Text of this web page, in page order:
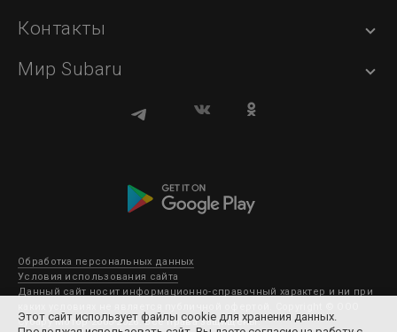
Контакты
Мир Subaru
Обработка персональных данных
Условия использования сайта
Данный сайт носит информационно-справочный характер и ни при
Субару Мотор 2003-2026. Все права защищены.
Этот сайт использует файлы cookie для хранения данных.